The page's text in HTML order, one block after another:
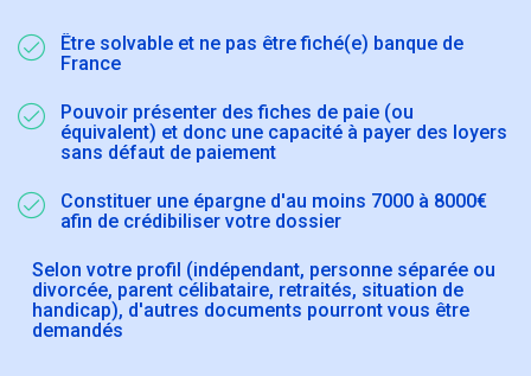
Être solvable et ne pas être fiché(e) banque de
France
Pouvoir présenter des fiches de paie (ou
équivalent) et donc une capacité à payer des loyers
sans défaut de paiement
Constituer une épargne d'au moins 7000 à 8000€
afin de crédibiliser votre dossier
Selon votre profil (indépendant, personne séparée ou
divorcée, parent célibataire, retraités, situation de
handicap), d'autres documents pourront vous être
demandés